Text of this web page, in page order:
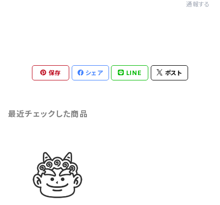
通報する
保存 シェア LINE ポスト
最近チェックした商品